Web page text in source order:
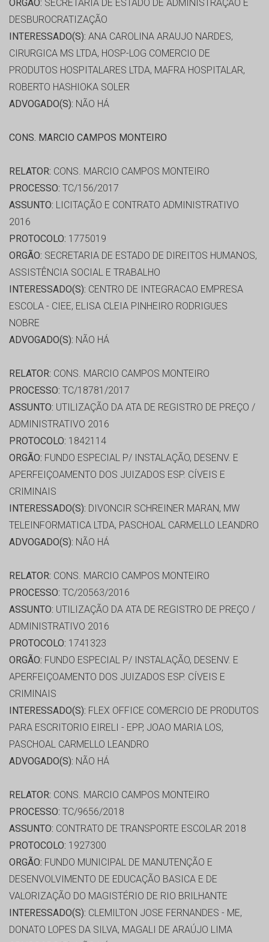
ORGÃO: SECRETARIA DE ESTADO DE ADMINISTRAÇÃO E
DESBUROCRATIZAÇÃO
INTERESSADO(S): ANA CAROLINA ARAUJO NARDES,
CIRURGICA MS LTDA, HOSP-LOG COMERCIO DE
PRODUTOS HOSPITALARES LTDA, MAFRA HOSPITALAR,
ROBERTO HASHIOKA SOLER
ADVOGADO(S): NÃO HÁ
CONS. MARCIO CAMPOS MONTEIRO
RELATOR: CONS. MARCIO CAMPOS MONTEIRO
PROCESSO: TC/156/2017
ASSUNTO: LICITAÇÃO E CONTRATO ADMINISTRATIVO
2016
PROTOCOLO: 1775019
ORGÃO: SECRETARIA DE ESTADO DE DIREITOS HUMANOS,
ASSISTÊNCIA SOCIAL E TRABALHO
INTERESSADO(S): CENTRO DE INTEGRACAO EMPRESA
ESCOLA - CIEE, ELISA CLEIA PINHEIRO RODRIGUES
NOBRE
ADVOGADO(S): NÃO HÁ
RELATOR: CONS. MARCIO CAMPOS MONTEIRO
PROCESSO: TC/18781/2017
ASSUNTO: UTILIZAÇÃO DA ATA DE REGISTRO DE PREÇO /
ADMINISTRATIVO 2016
PROTOCOLO: 1842114
ORGÃO: FUNDO ESPECIAL P/ INSTALAÇÃO, DESENV. E
APERFEIÇOAMENTO DOS JUIZADOS ESP. CÍVEIS E
CRIMINAIS
INTERESSADO(S): DIVONCIR SCHREINER MARAN, MW
TELEINFORMATICA LTDA, PASCHOAL CARMELLO LEANDRO
ADVOGADO(S): NÃO HÁ
RELATOR: CONS. MARCIO CAMPOS MONTEIRO
PROCESSO: TC/20563/2016
ASSUNTO: UTILIZAÇÃO DA ATA DE REGISTRO DE PREÇO /
ADMINISTRATIVO 2016
PROTOCOLO: 1741323
ORGÃO: FUNDO ESPECIAL P/ INSTALAÇÃO, DESENV. E
APERFEIÇOAMENTO DOS JUIZADOS ESP. CÍVEIS E
CRIMINAIS
INTERESSADO(S): FLEX OFFICE COMERCIO DE PRODUTOS
PARA ESCRITORIO EIRELI - EPP, JOAO MARIA LOS,
PASCHOAL CARMELLO LEANDRO
ADVOGADO(S): NÃO HÁ
RELATOR: CONS. MARCIO CAMPOS MONTEIRO
PROCESSO: TC/9656/2018
ASSUNTO: CONTRATO DE TRANSPORTE ESCOLAR 2018
PROTOCOLO: 1927300
ORGÃO: FUNDO MUNICIPAL DE MANUTENÇÃO E
DESENVOLVIMENTO DE EDUCAÇÃO BASICA E DE
VALORIZAÇÃO DO MAGISTÉRIO DE RIO BRILHANTE
INTERESSADO(S): CLEMILTON JOSE FERNANDES - ME,
DONATO LOPES DA SILVA, MAGALI DE ARAÚJO LIMA